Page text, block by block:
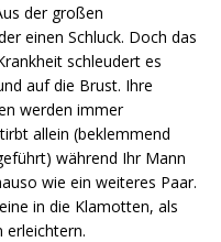
der großen
einen Schluck. Doch das
schleudert es
auf die Brust. Ihre
werden immer
allein (beklemmend
während Ihr Mann
wie ein weiteres Paar.
in die Klamotten, als
erleichtern.